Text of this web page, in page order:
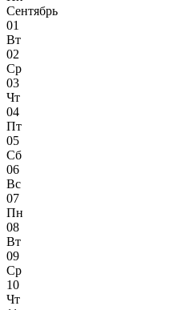
Сентябрь
01
Вт
02
Ср
03
Чт
04
Пт
05
Сб
06
Вс
07
Пн
08
Вт
09
Ср
10
Чт